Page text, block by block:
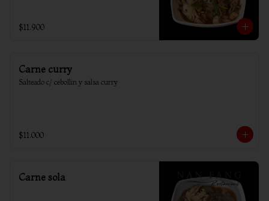
$11.900
Carne curry
Salteado c/ cebollin y salsa curry
$11.000
Carne sola